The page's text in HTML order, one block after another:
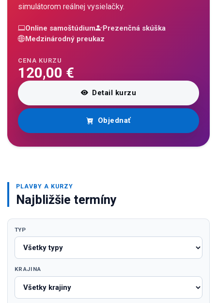
simulátorom reálnej vysielačky.
Online samoštúdium
Prezenčná skúška
Medzinárodný preukaz
CENA KURZU
120,00 €
Detail kurzu
Objednať
PLAVBY A KURZY
Najbližšie termíny
TYP
KRAJINA